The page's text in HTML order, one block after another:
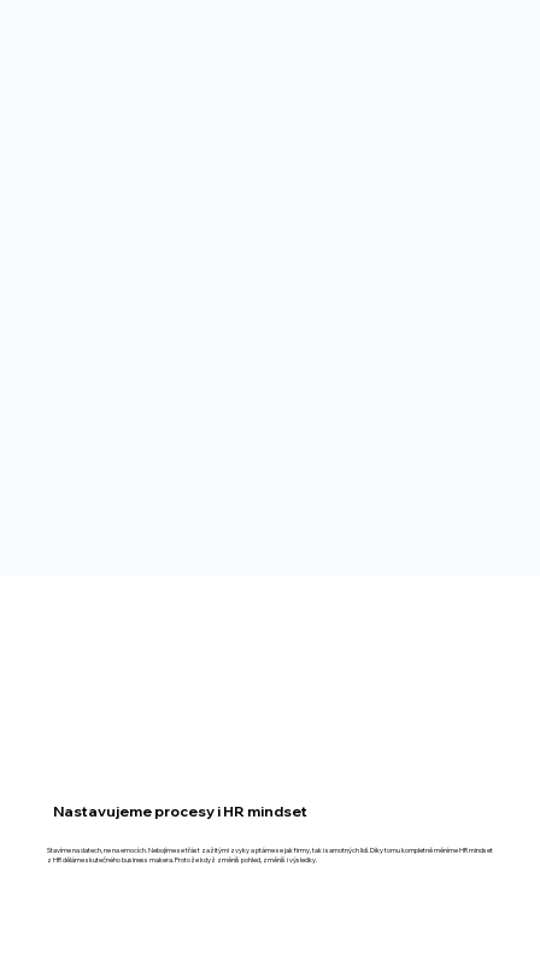
Nastavujeme procesy i HR mindset
Stavíme na datech, ne na emocích. Nebojíme se třást zažitými zvyky a ptáme se jak firmy, tak i samotných lidí. Díky tomu kompletně měníme HR mindset
z HR děláme skutečného business makera. Protože když změníš pohled, změníš i výsledky.